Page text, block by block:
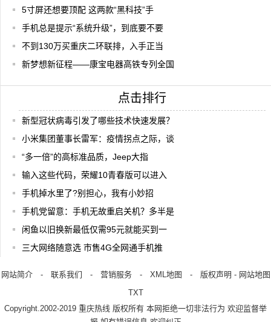
5寸屏还想要顶配 这两款“黑科技”手
手机总是提示“系统升级”，到底要不要
不到130万买重庆二环联排，入手正当
新梦想新征程——康宝电器高铁专列全国
点击排行
新型冠状病毒引发了哪些技术快速发展？
小米集团董事长雷军：疫情拐点之际，谈
“多一倍”的高标准品质，Jeep大指
输入这些代码，荣耀10青春版可以进入
手机掉水里了?别担心，我有小妙招
手机党留意：手机无故重启关机？多半是
闲鱼以旧换新最低仅需95元就能买到一
三大网络随意选 市售4G全网通手机推
网站简介- 联系我们 - 营销服务- XML地图 - 版权声明 - 网站地图
TXT
Copyright.2002-2019 重庆热线 版权所有 本网拒绝一切非法行为 欢迎监督举